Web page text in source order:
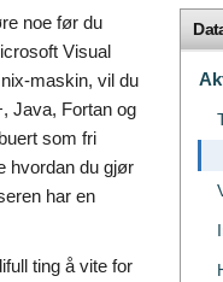
noe før du
Visual
maskin, vil du
Java, Fortan og
som fri
hvordan du gjør
har en
ting å vite for